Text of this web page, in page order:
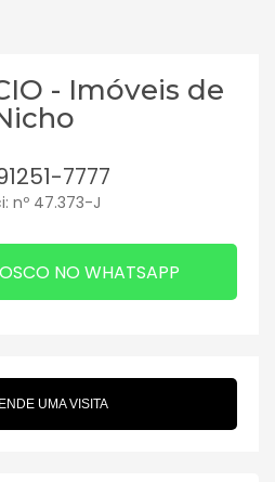
- Imóveis de
7777
nº 47.373-J
NO WHATSAPP
UMA VISITA